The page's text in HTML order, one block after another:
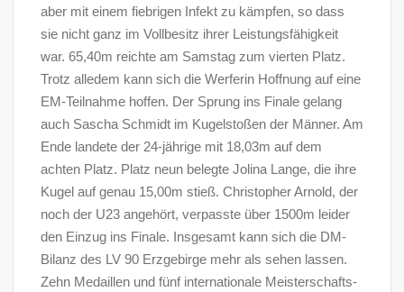
aber mit einem fiebrigen Infekt zu kämpfen, so dass
sie nicht ganz im Vollbesitz ihrer Leistungsfähigkeit
war. 65,40m reichte am Samstag zum vierten Platz.
Trotz alledem kann sich die Werferin Hoffnung auf eine
EM-Teilnahme hoffen. Der Sprung ins Finale gelang
auch Sascha Schmidt im Kugelstoßen der Männer. Am
Ende landete der 24-jährige mit 18,03m auf dem
achten Platz. Platz neun belegte Jolina Lange, die ihre
Kugel auf genau 15,00m stieß. Christopher Arnold, der
noch der U23 angehört, verpasste über 1500m leider
den Einzug ins Finale. Insgesamt kann sich die DM-
Bilanz des LV 90 Erzgebirge mehr als sehen lassen.
Zehn Medaillen und fünf internationale Meisterschafts-